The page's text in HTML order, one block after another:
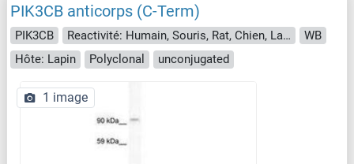
PIK3CB anticorps (C-Term)
PIK3CB Reactivité: Humain, Souris, Rat, Chien, Lapin, Boeuf (Vache), Cobaye, Cheval, Poisson zèbre (Danio rerio), Porc, Roussette (Chauve-souris), Poulet, Singe
WB
Hôte: Lapin
Polyclonal unconjugated
1 image